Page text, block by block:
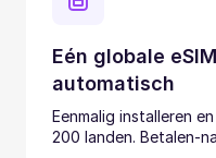
Eén globale
automatisch
Eenmalig installeren
200 landen. Betalen-